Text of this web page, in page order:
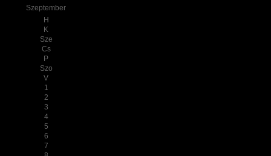
Szeptember
H
K
Sze
Cs
P
Szo
V
1
2
3
4
5
6
7